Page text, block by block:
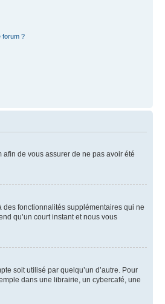
forum ?
afin de vous assurer de ne pas avoir été
des fonctionnalités supplémentaires qui ne
qu’un court instant et nous vous
soit utilisé par quelqu’un d’autre. Pour
dans une librairie, un cybercafé, une